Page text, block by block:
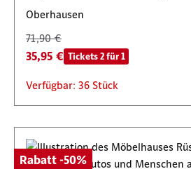
Oberhausen
71,90 €
35,95 € Tickets 2 für 1
Verfügbar: 36 Stück
Rabatt -50%